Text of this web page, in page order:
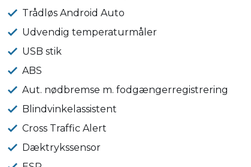
Trådløs Android Auto
Udvendig temperaturmåler
USB stik
ABS
Aut. nødbremse m. fodgængerregistrering
Blindvinkelassistent
Cross Traffic Alert
Dæktrykssensor